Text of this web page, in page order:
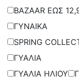
BAZAAR ΕΩΣ
ΓΥΝΑΙΚΑ
SPRING
ΓΥΑΛΙΑ
ΓΥΑΛΙΑ ΗΛΙΟΥ